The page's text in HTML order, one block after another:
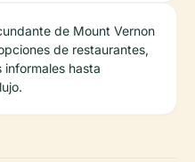
de Mount Vernon
de restaurantes,
hasta